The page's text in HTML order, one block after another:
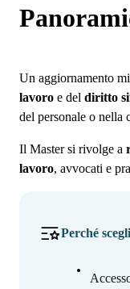
Programma
Iscrizione
Un aggiornamento
lavoro e del diritto
del personale o nella
Il Master si rivolge a
lavoro, avvocati e
Perché